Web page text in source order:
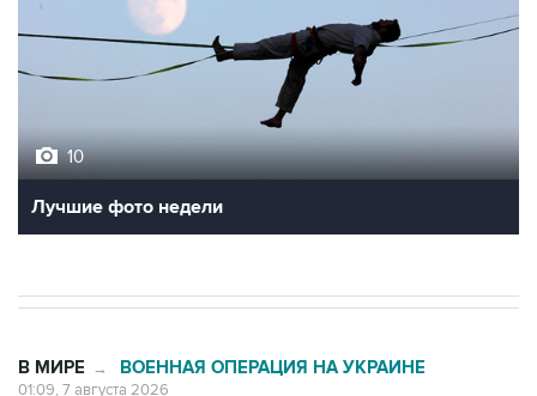
Лучшие фото недели
Трамп заявил, что ракеты Patriot